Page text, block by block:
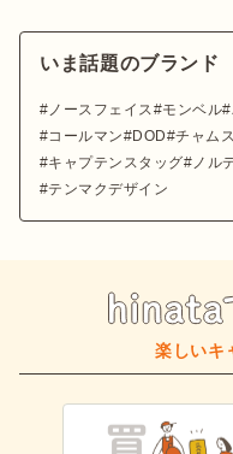
いま話題のブランド
ノースフェイス モンベル
コールマン
DOD チャム
キャプテンスタッグ
ノル
テンマクデザイン
楽しいキ